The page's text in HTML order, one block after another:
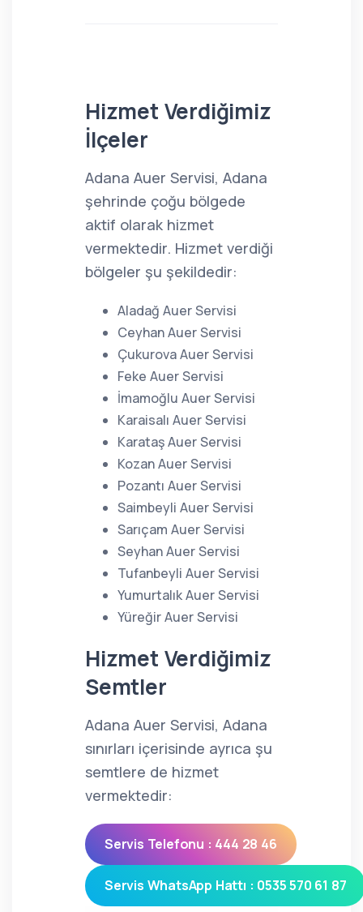
Hizmet Verdiğimiz
İlçeler
Adana Auer Servisi, Adana
şehrinde çoğu bölgede
aktif olarak hizmet
vermektedir. Hizmet verdiği
bölgeler şu şekildedir:
Aladağ Auer Servisi
Ceyhan Auer Servisi
Çukurova Auer Servisi
Feke Auer Servisi
İmamoğlu Auer Servisi
Karaisalı Auer Servisi
Karataş Auer Servisi
Kozan Auer Servisi
Pozantı Auer Servisi
Saimbeyli Auer Servisi
Sarıçam Auer Servisi
Seyhan Auer Servisi
Tufanbeyli Auer Servisi
Yumurtalık Auer Servisi
Yüreğir Auer Servisi
Hizmet Verdiğimiz
Semtler
Adana Auer Servisi, Adana
sınırları içerisinde ayrıca şu
semtlere de hizmet
vermektedir:
Servis Telefonu : 444 28 46
Servis WhatsApp Hattı : 0535 570 61 87